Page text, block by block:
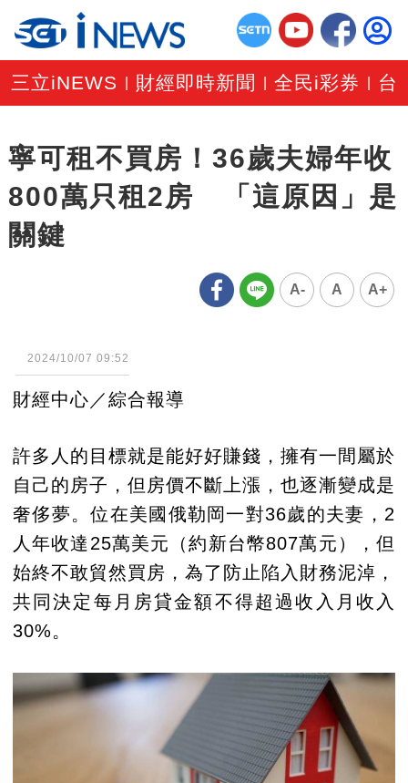
三立iNEWS 財經即時新聞 |全民i彩券 台
寧可租不買房！36歲夫婦年收
800萬只租2房 「這原因」是
關鍵
A- A A+
2024/10/07 09:52
財經中心／綜合報導
許多人的目標就是能好好賺錢，擁有一間屬於
自己的房子，但房價不斷上漲，也逐漸變成是
奢侈夢。位在美國俄勒岡一對36歲的夫妻，2
人年收達25萬美元（約新台幣807萬元），但
始終不敢貿然買房，為了防止陷入財務泥淖，
共同決定每月房貸金額不得超過收入月收入
30%。